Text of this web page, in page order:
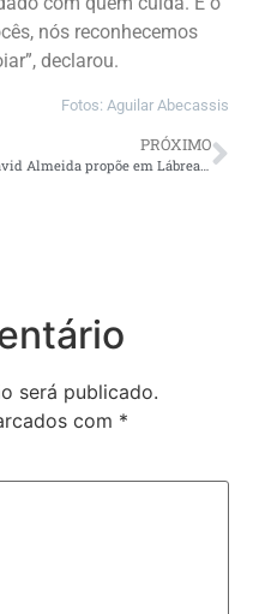
nós reconhecemos
declarou.
Fotos: Aguilar Abecassis
PRÓXIMO
David Almeida propõe em Lábrea apoio de até R$ 50 mil para reforma de barcos de pescadores
será publicado.
com *